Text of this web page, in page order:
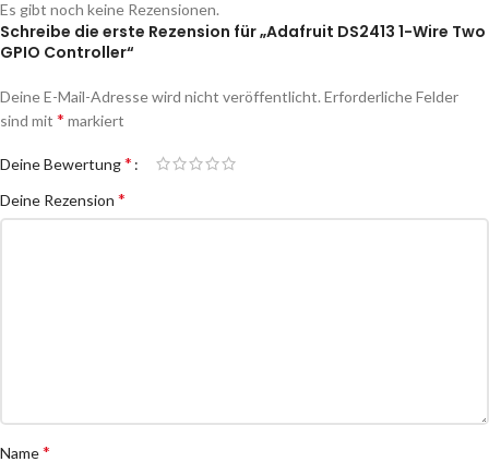
Es gibt noch keine Rezensionen.
Schreibe die erste Rezension für „Adafruit DS2413 1-Wire Two
GPIO Controller“
Deine E-Mail-Adresse wird nicht veröffentlicht. Erforderliche Felder
sind mit * markiert
Deine Bewertung*
Deine Rezension *
Name*